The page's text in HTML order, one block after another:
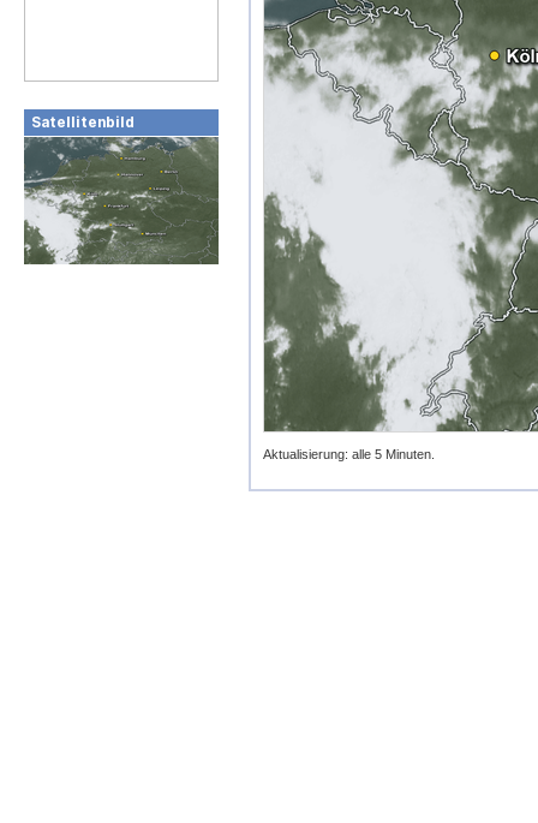
Satellitenbild
Aktualisierung: alle 5 Minuten.